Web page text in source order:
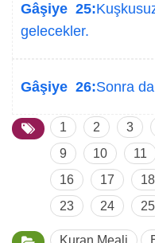
Gâşiye 25:
gelecekler.
Gâşiye 26:Sonra
1 2 3
9
10 11
16
17 18
23
24 25
Kuran Meali